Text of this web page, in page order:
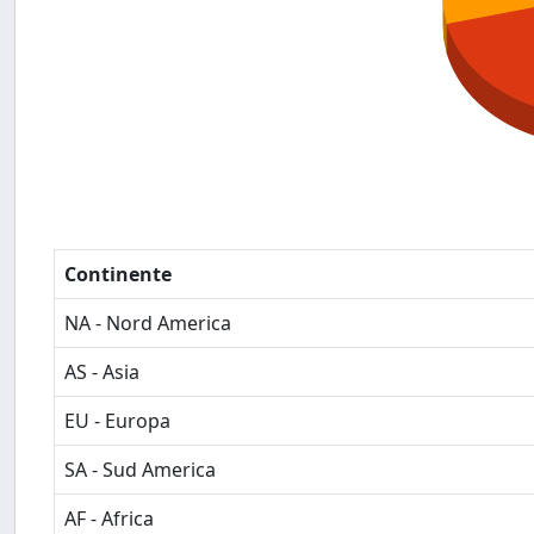
Continente
NA - Nord America
AS - Asia
EU - Europa
SA - Sud America
AF - Africa